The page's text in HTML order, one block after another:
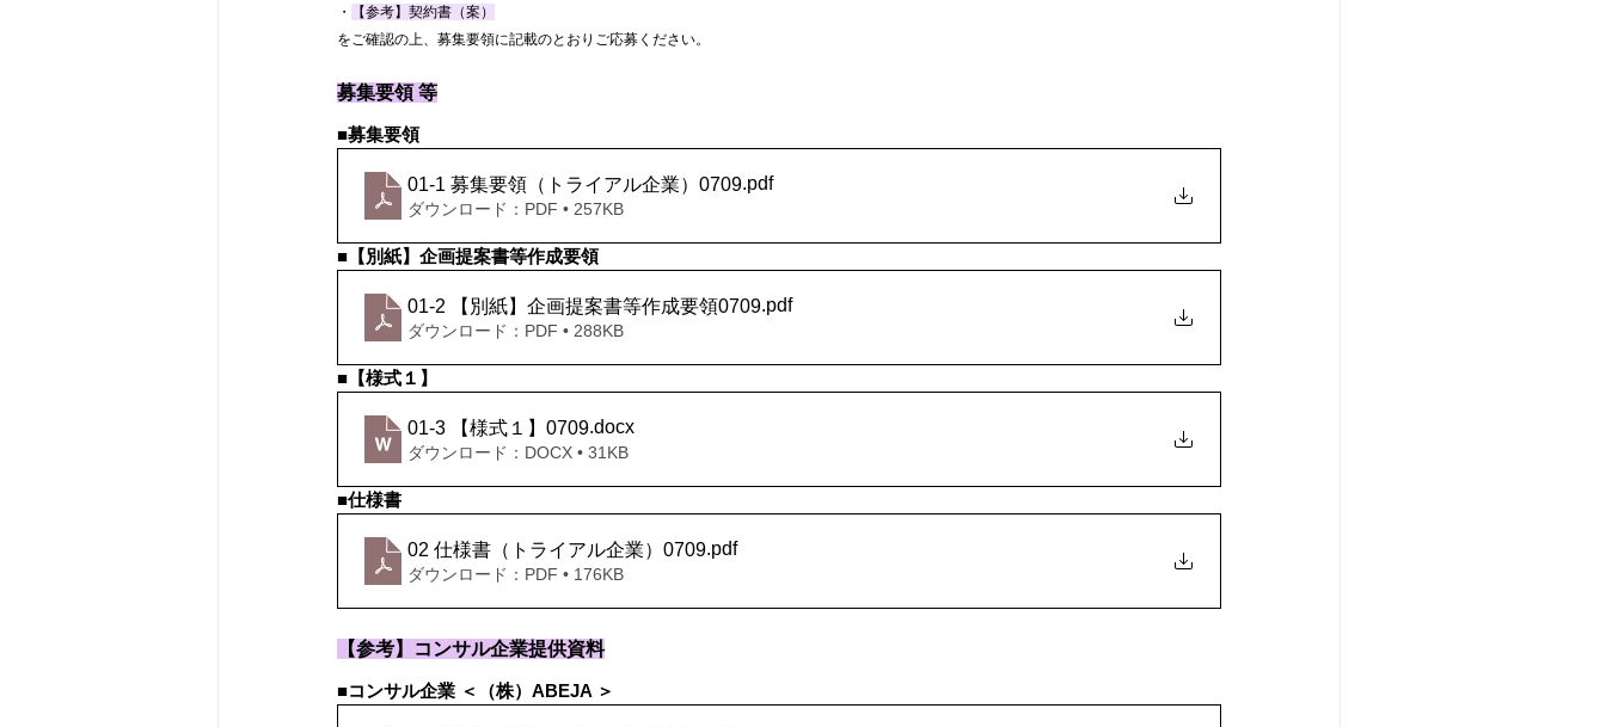
・
【参考】契約書（案）
をご確認の上、募集要領に記載のとおりご応募ください。
募集要領 等
■募集要領
01-1 募集要領（トライアル企業）0709.pdf
ダウンロード：PDF • 257KB
■【別紙】企画提案書等作成要領
01-2 【別紙】企画提案書等作成要領0709.pdf
ダウンロード：PDF • 288KB
■【様式１】
01-3 【様式１】0709.docx
ダウンロード：DOCX • 31KB
■仕様書
02 仕様書（トライアル企業）0709.pdf
ダウンロード：PDF • 176KB
【参考】コンサル企業提供資料
■コンサル企業 ＜（株）ABEJA ＞